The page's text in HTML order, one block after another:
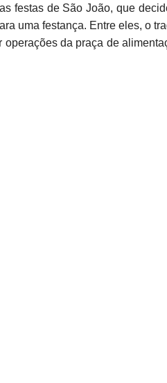
festas de São João, que
uma festança. Entre eles, o
da praça de